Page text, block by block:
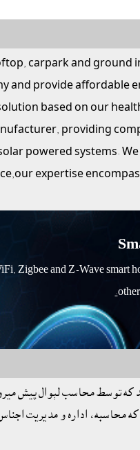
carpark and
and provide affordable
based on our
providing
powered systems.
expertise
Zigbee and Z-Wave smart
که توسط محاسب لېوال پيش
محاسبه، اداره و مديريت